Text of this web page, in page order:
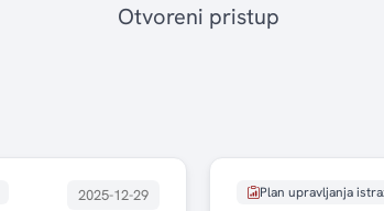
Otvoreni pristup
2025-12-29 Plan upravljanja